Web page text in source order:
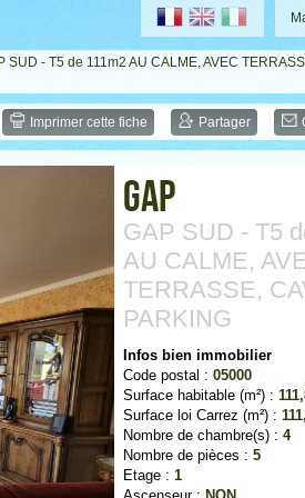
SUD - T5 de 111m2 AU CALME, AVEC
Imprimer cette fiche Partager
Gap
GAP SUD - T5
AU CALME,
TERRASSE,
PARKING
Infos bien immobilier
Code postal :05000
Surface habitable (m²) :
Surface loi Carrez (m²) :
Nombre de chambre(s) :4
Nombre de pièces :5
Etage :1